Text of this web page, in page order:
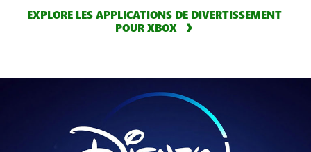
EXPLORE LES APPLICATIONS DE DIVERTISSEMENT
POUR XBOX